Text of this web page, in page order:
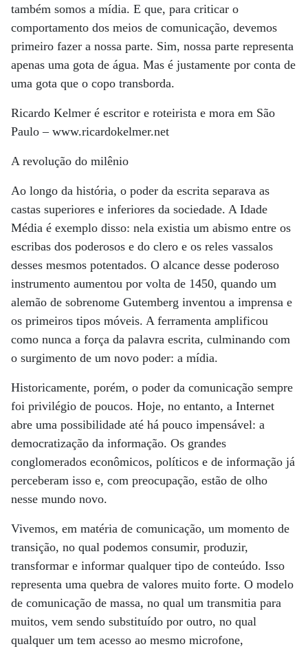
também somos a mídia. E que, para criticar o
comportamento dos meios de comunicação, devemos
primeiro fazer a nossa parte. Sim, nossa parte representa
apenas uma gota de água. Mas é justamente por conta de
uma gota que o copo transborda.
Ricardo Kelmer é escritor e roteirista e mora em São
Paulo – www.ricardokelmer.net
A revolução do milênio
Ao longo da história, o poder da escrita separava as
castas superiores e inferiores da sociedade. A Idade
Média é exemplo disso: nela existia um abismo entre os
escribas dos poderosos e do clero e os reles vassalos
desses mesmos potentados. O alcance desse poderoso
instrumento aumentou por volta de 1450, quando um
alemão de sobrenome Gutemberg inventou a imprensa e
os primeiros tipos móveis. A ferramenta amplificou
como nunca a força da palavra escrita, culminando com
o surgimento de um novo poder: a mídia.
Historicamente, porém, o poder da comunicação sempre
foi privilégio de poucos. Hoje, no entanto, a Internet
abre uma possibilidade até há pouco impensável: a
democratização da informação. Os grandes
conglomerados econômicos, políticos e de informação já
perceberam isso e, com preocupação, estão de olho
nesse mundo novo.
Vivemos, em matéria de comunicação, um momento de
transição, no qual podemos consumir, produzir,
transformar e informar qualquer tipo de conteúdo. Isso
representa uma quebra de valores muito forte. O modelo
de comunicação de massa, no qual um transmitia para
muitos, vem sendo substituído por outro, no qual
qualquer um tem acesso ao mesmo microfone,